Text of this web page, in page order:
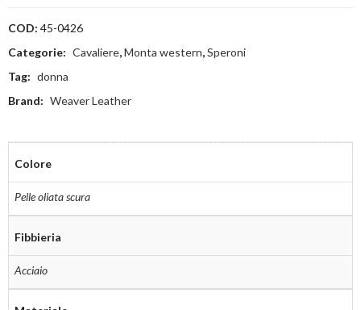
COD: 45-0426
Categorie: Cavaliere,Monta western,Speroni
Tag: donna
Brand: Weaver Leather
Colore
Pelle oliata scura
Fibbieria
Acciaio